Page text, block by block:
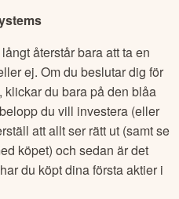
återstår bara att ta en
ej. Om du beslutar dig för
klickar du bara på den blåa
du vill investera (eller
att allt ser rätt ut (samt se
köpet) och sedan är det
du köpt dina första aktier i